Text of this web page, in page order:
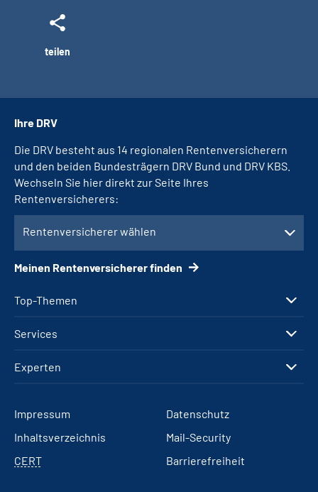
teilen
Top-Themen
Services
Experten
Ihre DRV
Die DRV besteht aus 14 regionalen Rentenversicherern
und den beiden Bundesträgern DRV Bund und DRV KBS.
Wechseln Sie hier direkt zur Seite Ihres
Rentenversicherers:
Rentenversicherer wählen
Meinen Rentenversicherer finden
Impressum
Datenschutz
Inhaltsverzeichnis
Mail-Security
CERT
Barrierefreiheit